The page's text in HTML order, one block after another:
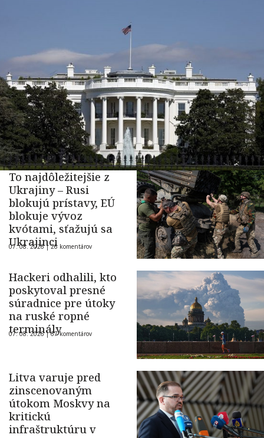
To najdôležitejšie z
Ukrajiny – Rusi
blokujú prístavy, EÚ
blokuje vývoz
kvótami, sťažujú sa
Ukrajinci
07. 08. 2026 |26 komentárov
Hackeri odhalili, kto
poskytoval presné
súradnice pre útoky
na ruské ropné
terminály
07. 08. 2026 |67 komentárov
Litva varuje pred
zinscenovaným
útokom Moskvy na
kritickú
infraštruktúru v